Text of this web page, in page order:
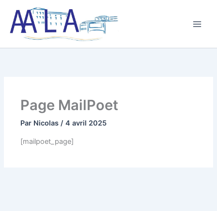
contenu
Page MailPoet
Par Nicolas/4 avril 2025
[mailpoet_page]